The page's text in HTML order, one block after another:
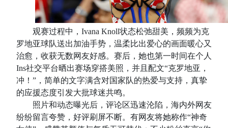
观赛过程中，Ivana Knoll状态松弛甜美，频频为克
罗地亚球队送出加油手势，温柔比出爱心的画面暖心又
治愈，收获无数网友好感。赛后，她也第一时间在个人
Ins社交平台晒出赛场穿搭美照，并且配文“克罗地亚，
冲！”，简单的文字满含对国家队的热爱与支持，真挚
的应援态度引发大批球迷共鸣。
照片和动态曝光后，评论区迅速沦陷，海内外网友
纷纷留言夸赞，好评刷屏不断。有网友将她称作“神奇